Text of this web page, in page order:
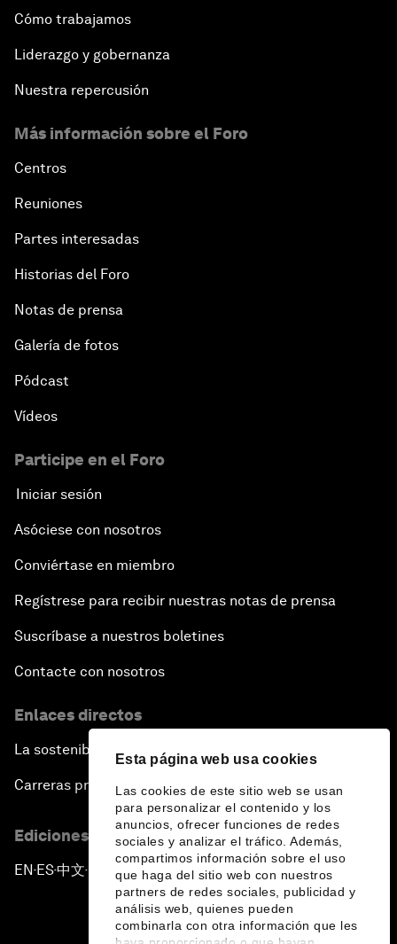
Esta página web usa cookies
Las cookies de este sitio web se usan
para personalizar el contenido y los
anuncios, ofrecer funciones de redes
sociales y analizar el tráfico. Además,
compartimos información sobre el uso
que haga del sitio web con nuestros
partners de redes sociales, publicidad y
análisis web, quienes pueden
combinarla con otra información que les
Cómo trabajamos
Liderazgo y gobernanza
Nuestra repercusión
Más información sobre el Foro
Centros
Reuniones
Partes interesadas
Historias del Foro
Notas de prensa
Galería de fotos
Pódcast
Vídeos
Participe en el Foro
Iniciar sesión
Asóciese con nosotros
Conviértase en miembro
Regístrese para recibir nuestras notas de prensa
Suscríbase a nuestros boletines
Contacte con nosotros
Enlaces directos
La sostenibilidad en el Foro
Carreras profesionales
Ediciones en otros idiomas
EN ▪ ES▪中文▪ 日本語